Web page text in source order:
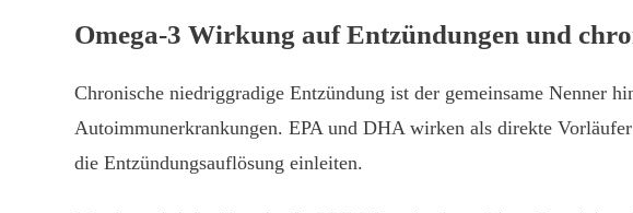
Omega-3 Wirkung auf Entzündungen und
Chronische niedriggradige Entzündung ist der gemeinsame Nenner
Autoimmunerkrankungen. EPA und DHA wirken als direkte
die Entzündungsauflösung einleiten.